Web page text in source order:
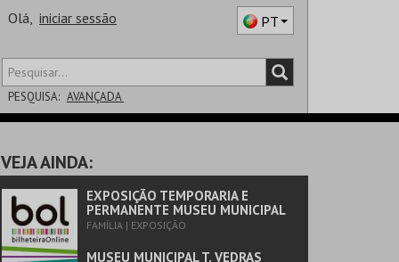
Olá, iniciar sessão PT
PESQUISA: AVANÇADA
SALA
VEJA AINDA:
EXPOSIÇÃO TEMPORARIA E
PERMANENTE MUSEU MUNICIPAL
FAMÍLIA | EXPOSIÇÃO
MUSEU MUNICIPAL T. VEDRAS